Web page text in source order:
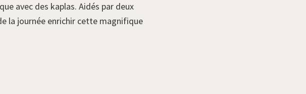
avec des kaplas. Aidés par deux
la journée enrichir cette magnifique